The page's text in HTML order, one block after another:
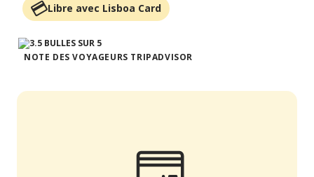
Libre avec Lisboa Card
NOTE DES VOYAGEURS TRIPADVISOR